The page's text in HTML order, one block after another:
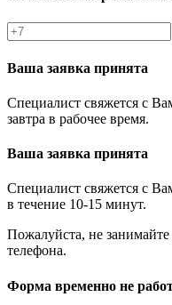
Ваша заявка принята
Специалист свяжется с
завтра в рабочее время.
Ваша заявка принята
Специалист свяжется с
в течение 10-15 минут.
Пожалуйста, не
телефона.
Форма временно не